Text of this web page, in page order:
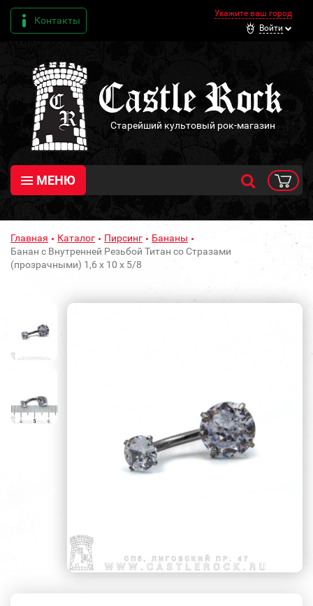
Контакты
Укажите ваш город
Войти
Старейший культовый рок-магазин
МЕНЮ
Главная Каталог Пирсинг
Бананы
Банан с Внутренней Резьбой Титан со Стразами
(прозрачными) 1,6 х 10 х 5/8